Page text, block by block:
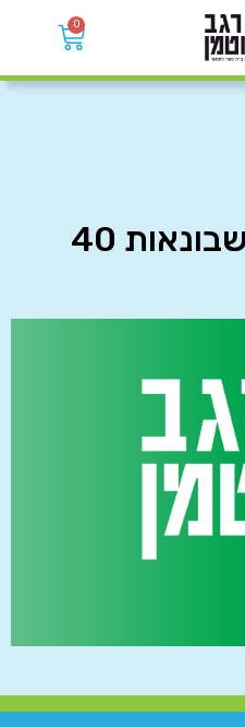
0
מלכרים – תקן חשבונאות 40